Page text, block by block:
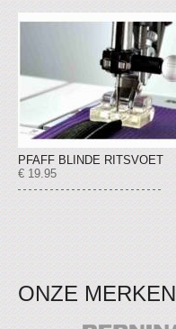
PFAFF BLINDE RITSVOET
€ 19.95
ONZE MERKEN